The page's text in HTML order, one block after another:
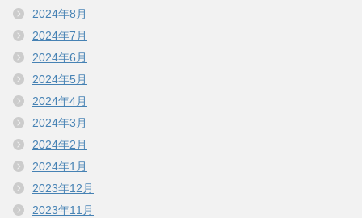
2024年8月
2024年7月
2024年6月
2024年5月
2024年4月
2024年3月
2024年2月
2024年1月
2023年12月
2023年11月